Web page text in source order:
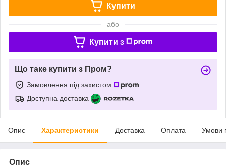
Купити
або
Купити з
Що таке купити з Пром?
Замовлення під захистом
Доступна доставка
Опис Характеристики Доставка Оплата Умови
Опис